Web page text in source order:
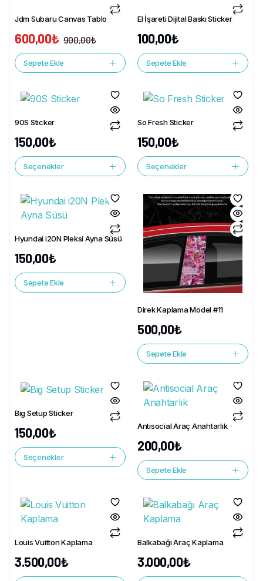
Jdm Subaru Canvas Tablo
900,00₺
600,00₺
Sepete Ekle
El İşareti Dijital Baskı Sticker
100,00₺
Sepete Ekle
90S Sticker
150,00₺
Seçenekler
So Fresh Sticker
150,00₺
Seçenekler
Hyundai i20N Pleksi Ayna Süsü
150,00₺
Sepete Ekle
Direk Kaplama Model #11
500,00₺
Sepete Ekle
Big Setup Sticker
150,00₺
Seçenekler
Antisocial Araç Anahtarlık
200,00₺
Sepete Ekle
Louis Vuitton Kaplama
3.500,00₺
Balkabağı Araç Kaplama
3.000,00₺